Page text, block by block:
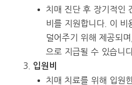
치매 진단 후 장기적인
비를 지원합니다. 이 비
덜어주기 위해 제공되
으로 지급될 수 있습니
입원비
치매 치료를 위해 입원